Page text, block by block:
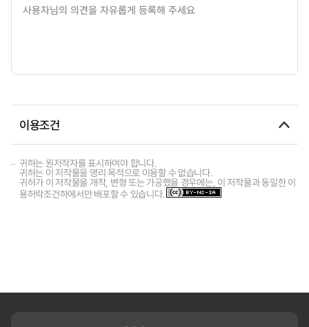
이용조건
귀하는 원저작자를 표시하여야 합니다.
귀하는 이 저작물을 영리 목적으로 이용할 수 없습니다.
귀하가 이 저작물을 개작, 변형 또는 가공했을 경우에는, 이 저작물과 동일한 이
용허락조건하에서만 배포할 수 있습니다.